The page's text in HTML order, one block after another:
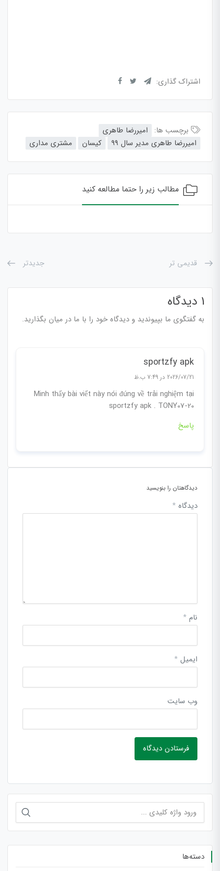
اشتراک گذاری:
برچسب ها:
امیررضا طاهری
امیررضا طاهری مدیر سال 99
کیسان مشتری مداری
مطالب زیر را حتما مطالعه کنید
قدیمی تر جدیدتر
1 دیدگاه
به گفتگوی ما بپیوندید و دیدگاه خود را با ما در میان بگذارید.
sportzfy apk
2026/07/21 در 7:49 ب.ظ
Mình thấy bài viết này nói đúng về trải nghiệm tại
sportzfy apk . TONY07-20
پاسخ
دیدگاهتان را بنویسید
دیدگاه *
نام *
ایمیل *
وب‌ سایت
برای:
دسته‌ها